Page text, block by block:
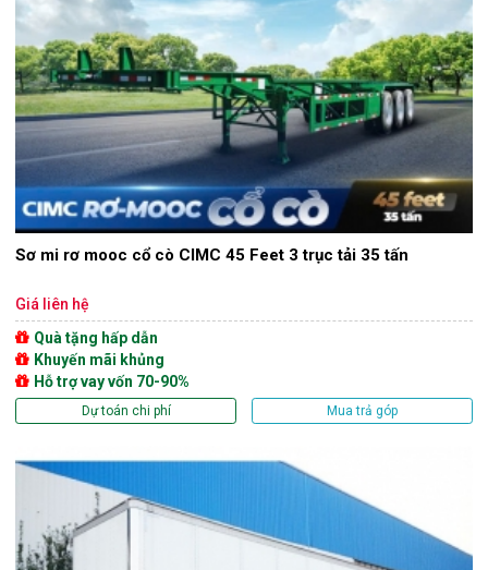
Sơ mi rơ mooc cổ cò CIMC 45 Feet 3 trục tải 35 tấn
Giá liên hệ
Quà tặng hấp dẫn
Khuyến mãi khủng
Hỗ trợ vay vốn 70-90%
Dự toán chi phí Mua trả góp